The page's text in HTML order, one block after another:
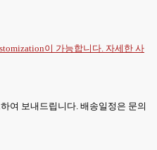
이 가능합니다. 자세한 사
여 보내드립니다. 배송일정은 문의